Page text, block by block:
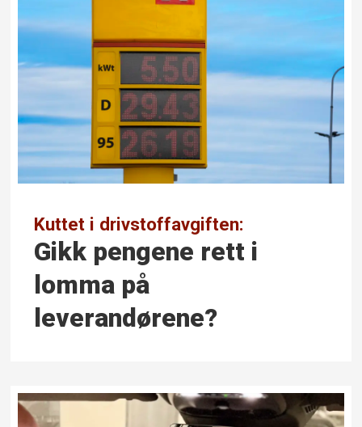
Kuttet i drivstoffavgiften:
Gikk pengene rett i
lomma på
leverandørene?